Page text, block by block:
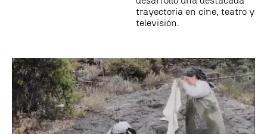
trayectoria en cine, teatro y
televisión.